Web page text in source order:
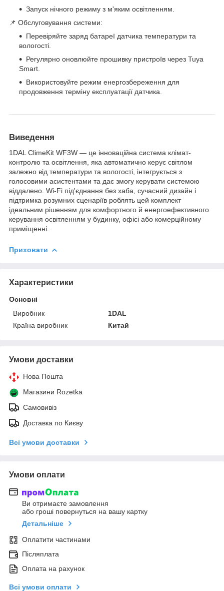
Запуск нічного режиму з м'яким освітленням.
📌 Обслуговування системи:
Перевіряйте заряд батареї датчика температури та
вологості.
Регулярно оновлюйте прошивку пристроїв через Tuya
Smart.
Використовуйте режим енергозбереження для
продовження терміну експлуатації датчика.
Виведення
1DAL ClimeKit WF3W — це інноваційна система клімат-
контролю та освітлення, яка автоматично керує світлом
залежно від температури та вологості, інтегрується з
голосовими асистентами та дає змогу керувати системою
віддалено. Wi-Fi під'єднання без хаба, сучасний дизайн і
підтримка розумних сценаріїв роблять цей комплект
ідеальним рішенням для комфортного й енергоефективного
керування освітленням у будинку, офісі або комерційному
приміщенні.
Приховати
Характеристики
Основні
Виробник
1DAL
Країна виробник
Китай
Умови доставки
Нова Пошта
Магазини Rozetka
Самовивіз
Доставка по Києву
Всі умови доставки
Умови оплати
Ви отримаєте замовлення
або гроші повернуться на вашу картку
Детальніше
Оплатити частинами
Післяплата
Оплата на рахунок
Всі умови оплати